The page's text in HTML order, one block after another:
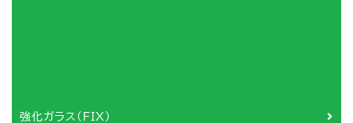
強化ガラス（FIX）